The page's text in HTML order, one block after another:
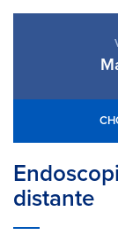
distante